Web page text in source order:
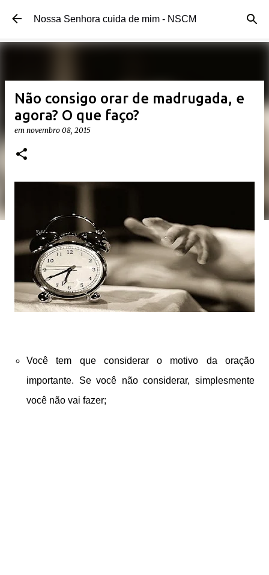
Pular para o conteúdo principal
Nossa Senhora cuida de mim - NSCM
Não consigo orar de madrugada, e
agora? O que faço?
em novembro 08, 2015
Você tem que considerar o motivo da oração
importante. Se você não considerar, simplesmente
você não vai fazer;